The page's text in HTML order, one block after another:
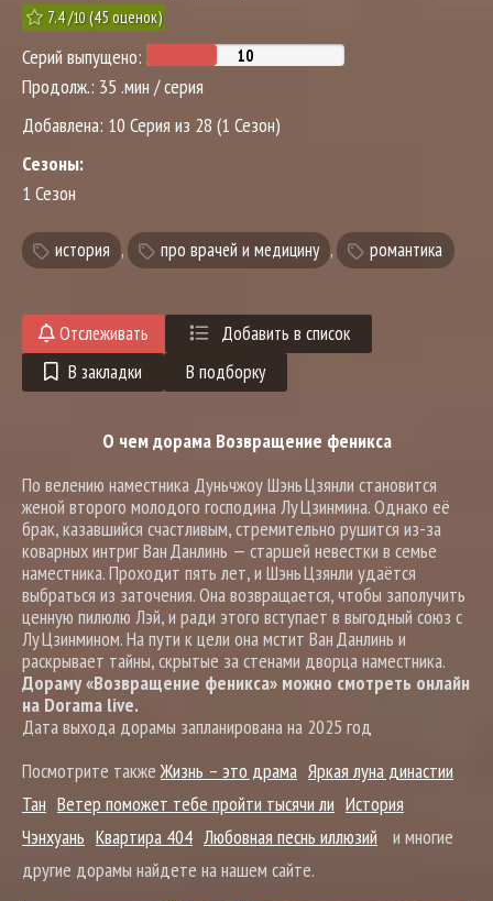
7.4/10(45оценок)
Серий выпущено:
Продолж.: 35 .мин / серия
Добавлена: 10 Серия из 28 (1 Сезон)
Сезоны:
1 Сезон
история , про врачей и медицину , романтика
Отслеживать
Добавить в список
В закладки
В подборку
О чем дорама Возвращение феникса
По велению наместника Дуньчжоу Шэнь Цзянли становится
женой второго молодого господина Лу Цзинмина. Однако её
брак, казавшийся счастливым, стремительно рушится из-за
коварных интриг Ван Данлинь — старшей невестки в семье
наместника. Проходит пять лет, и Шэнь Цзянли удаётся
выбраться из заточения. Она возвращается, чтобы заполучить
ценную пилюлю Лэй, и ради этого вступает в выгодный союз с
Лу Цзинмином. На пути к цели она мстит Ван Данлинь и
раскрывает тайны, скрытые за стенами дворца наместника.
Дораму «Возвращение феникса» можно смотреть онлайн
на Dorama live.
Дата выхода дорамы запланирована на 2025 год
Посмотрите такжеЖизнь – это драма Яркая луна династии
Тан Ветер поможет тебе пройти тысячи ли История
Чэнхуань Квартира 404 Любовная песнь иллюзий
и многие
другие дорамы найдете на нашем сайте.